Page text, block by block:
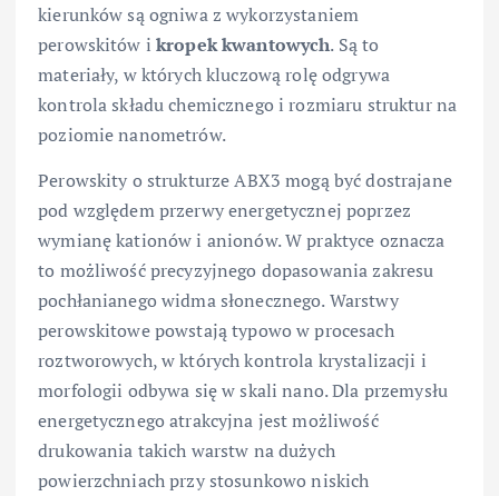
kierunków są ogniwa z wykorzystaniem
perowskitów ikropek kwantowych. Są to
materiały, w których kluczową rolę odgrywa
kontrola składu chemicznego i rozmiaru struktur na
poziomie nanometrów.
Perowskity o strukturze ABX3 mogą być dostrajane
pod względem przerwy energetycznej poprzez
wymianę kationów i anionów. W praktyce oznacza
to możliwość precyzyjnego dopasowania zakresu
pochłanianego widma słonecznego. Warstwy
perowskitowe powstają typowo w procesach
roztworowych, w których kontrola krystalizacji i
morfologii odbywa się w skali nano. Dla przemysłu
energetycznego atrakcyjna jest możliwość
drukowania takich warstw na dużych
powierzchniach przy stosunkowo niskich